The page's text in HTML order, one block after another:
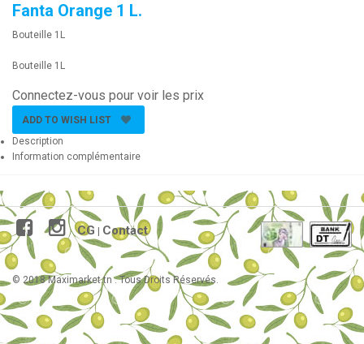
Fanta Orange 1 L.
Bouteille 1L
Bouteille 1L
Connectez-vous pour voir les prix
ADD TO WISH LIST
Description
Information complémentaire
CG Contact
© 2018 Maximarket.tn . Tous Droits Réservés.